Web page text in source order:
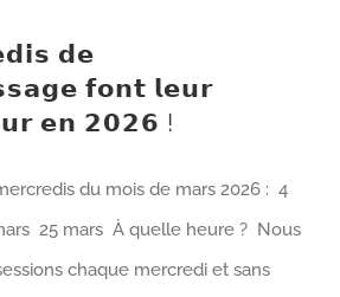
𝗱𝗲
𝗳𝗼𝗻𝘁 𝗹𝗲𝘂𝗿
𝗲𝗻 𝟮𝟬𝟮𝟲 !
du mois de mars 2026 : 4
25 mars À quelle heure ? Nous
chaque mercredi et sans